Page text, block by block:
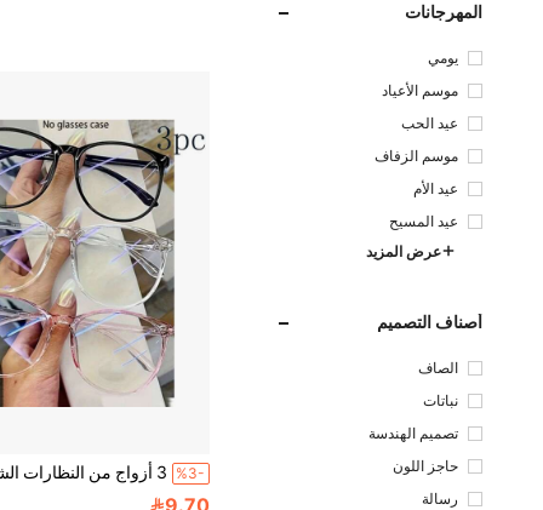
المهرجانات
يومي
موسم الأعياد
عيد الحب
موسم الزفاف
عيد الأم
عيد المسيح
عرض المزيد
أصناف التصميم
الصاف
نباتات
تصميم الهندسة
حاجز اللون
رسالة
%3-